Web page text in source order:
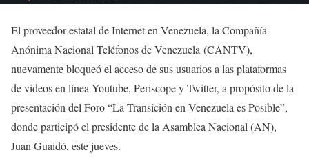
El proveedor estatal de Internet en Venezuela, la Compañía
Anónima Nacional Teléfonos de Venezuela (CANTV),
nuevamente bloqueó el acceso de sus usuarios a las plataformas
de videos en línea Youtube, Periscope y Twitter, a propósito de la
presentación del Foro “La Transición en Venezuela es Posible”,
donde participó el presidente de la Asamblea Nacional (AN),
Juan Guaidó, este jueves.